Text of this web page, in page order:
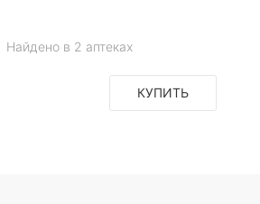
Найдено в 2 аптеках
КУПИТЬ